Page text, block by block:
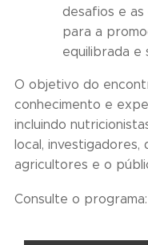
desafios e
para a
equilibrada e
O objetivo do
conhecimento e
incluindo
local, investigadores,
agricultores e o
Consulte o programa: